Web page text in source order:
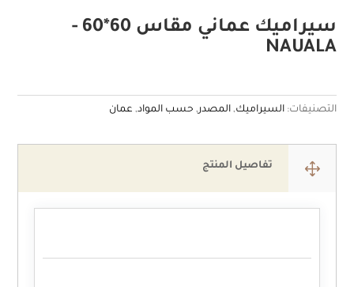
سيراميك عماني مقاس 60*60 -
NAUALA
التصنيفات:السيراميك,المصدر , حسب المواد, عمان
1 تفاصيل المنتج